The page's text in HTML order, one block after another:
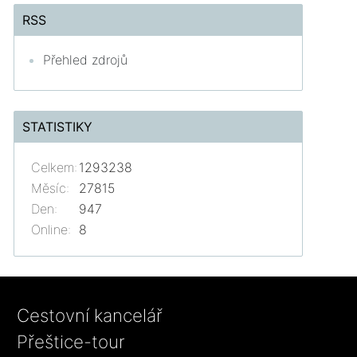
RSS
Přehled zdrojů
STATISTIKY
Online: 8
Celkem: 1293238
Měsíc:
27815
Den:
947
Cestovní kancelář
Přeštice-tour